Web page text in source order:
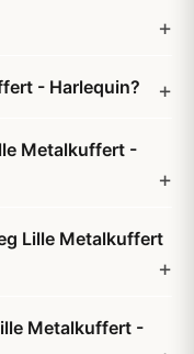
- Harlequin?
Metalkuffert -
Lille Metalkuffert
Metalkuffert -